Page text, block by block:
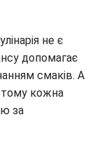
не є
допомагає
смаків. А
кожна
за